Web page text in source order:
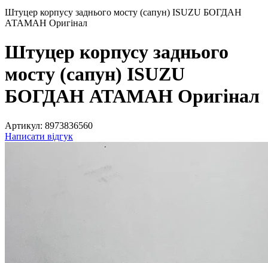
Штуцер корпусу заднього мосту (сапун) ISUZU БОГДАН
АТАМАН Оригінал
Штуцер корпусу заднього
мосту (сапун) ISUZU
БОГДАН АТАМАН Оригінал
Артикул: 8973836560
Написати відгук